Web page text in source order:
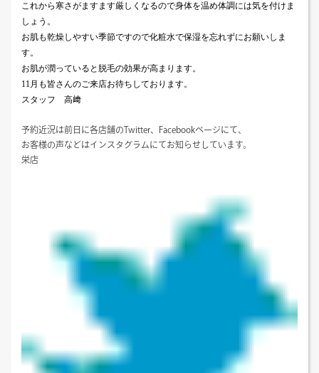
これから寒さがますます厳しくなるので身体を温め体調には気を付けま
しょう。
お肌も乾燥しやすい季節ですので化粧水で保湿を忘れずにお願いしま
す。
お肌が潤っていると脱毛の効果が高まります。
11月も皆さんのご来店お待ちしております。
スタッフ 高﨑
予約近況は前日に各店舗のTwitter、Facebookページにて、
お客様の声などはインスタグラムにてお知らせしています。
栄店